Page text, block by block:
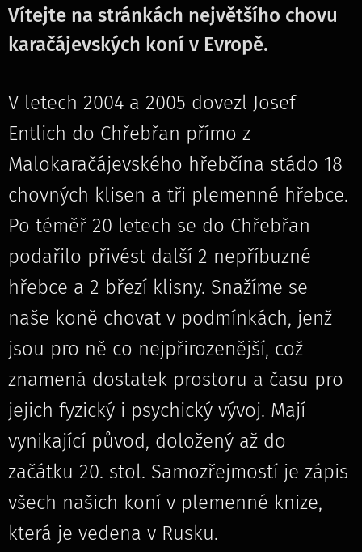
Vítejte na stránkách největšího chovu
karačájevských koní v Evropě.
V letech 2004 a 2005 dovezl Josef
Entlich do Chřebřan přímo z
Malokaračájevského hřebčína stádo 18
chovných klisen a tři plemenné hřebce.
Po téměř 20 letech se do Chřebřan
podařilo přivést další 2 nepříbuzné
hřebce a 2 březí klisny. Snažíme se
naše koně chovat v podmínkách, jenž
jsou pro ně co nejpřirozenější, což
znamená dostatek prostoru a času pro
jejich fyzický i psychický vývoj. Mají
vynikající původ, doložený až do
začátku 20. stol. Samozřejmostí je zápis
všech našich koní v plemenné knize,
která je vedena v Rusku.